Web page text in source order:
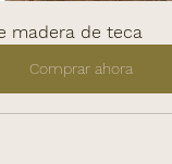
madera de teca
Comprar ahora